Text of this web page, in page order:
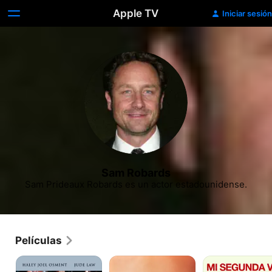
Apple TV Iniciar sesión
Sam Robards
Sam Prideaux Robards es un actor estadounidense.
Películas
I.A.
Belleza
Mi